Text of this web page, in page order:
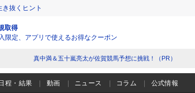
抜くヒント
取得
限定、アプリで使えるお得なクーポン
真中満＆五十嵐亮太が佐賀競馬予想に挑戦！（PR）
日程・結果 動画 ニュース コラム 公式情報